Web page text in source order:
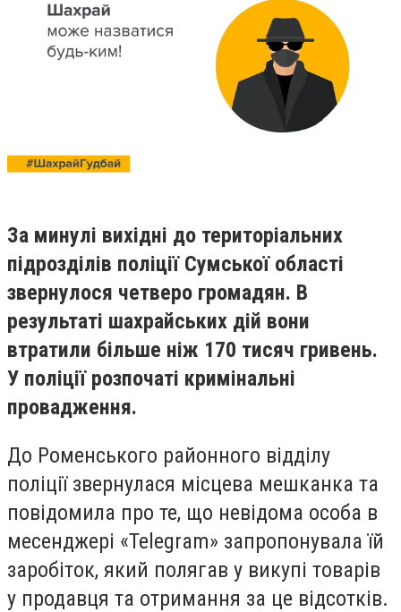
За минулі вихідні до територіальних
підрозділів поліції Сумської області
звернулося четверо громадян. В
результаті шахрайських дій вони
втратили більше ніж 170 тисяч гривень.
У поліції розпочаті кримінальні
провадження.
До Роменського районного відділу
поліції звернулася місцева мешканка та
повідомила про те, що невідома особа в
месенджері «Telegram» запропонувала їй
заробіток, який полягав у викупі товарів
у продавця та отримання за це відсотків.